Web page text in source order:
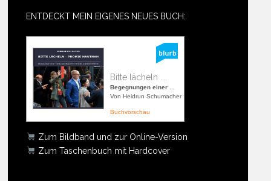
ENTDECKT MEIN EIGENES NEUES BUCH:
Bitte lächeln ...
Begegnungen einer ...
Von Heidrun Schumacher
Buchvorschau
Zum Bildband und zur Online-Version
Zum Taschenbuch mit Hardcover